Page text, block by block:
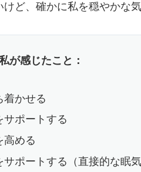
ど、確かに私を穏やかな
が感じたこと：
着かせる
サポートする
高める
ポートする（直接的な眠